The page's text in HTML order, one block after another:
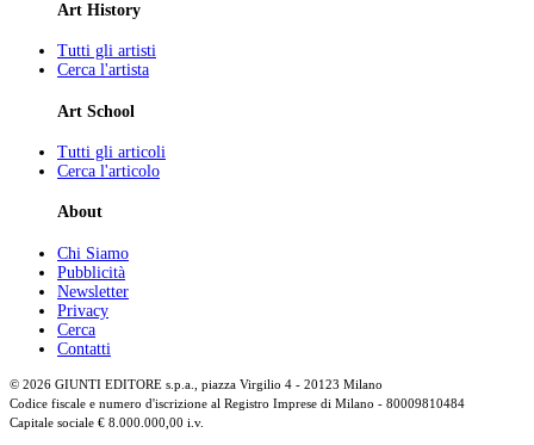
Art History
Tutti gli artisti
Cerca l'artista
Art School
Tutti gli articoli
Cerca l'articolo
About
Chi Siamo
Pubblicità
Newsletter
Privacy
Cerca
Contatti
© 2026 GIUNTI EDITORE s.p.a., piazza Virgilio 4 - 20123 Milano
Codice fiscale e numero d'iscrizione al Registro Imprese di Milano - 80009810484
Capitale sociale € 8.000.000,00 i.v.